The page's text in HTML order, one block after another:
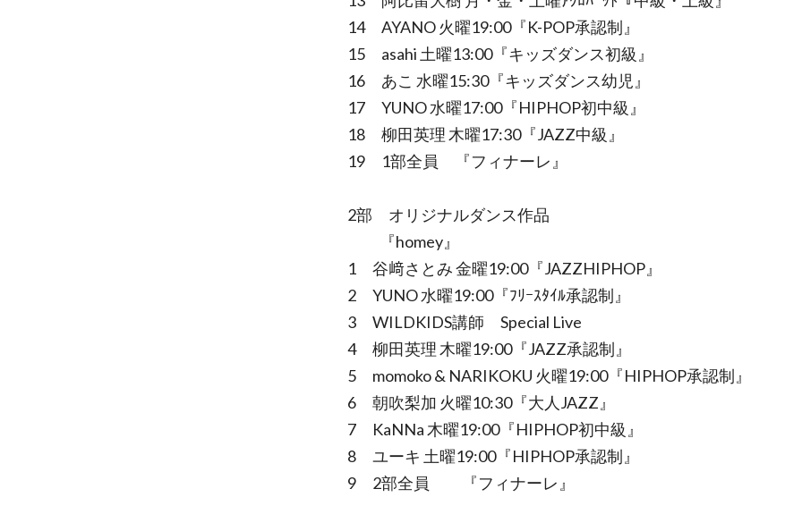
14 AYANO 火曜19:00『K-POP承認制』
15 asahi 土曜13:00『キッズダンス初級』
16 あこ 水曜15:30『キッズダンス幼児』
17 YUNO 水曜17:00『HIPHOP初中級』
18 柳田英理 木曜17:30『JAZZ中級』
19 1部全員 『フィナーレ』
2部 オリジナルダンス作品
『homey』
1 谷﨑さとみ 金曜19:00『JAZZHIPHOP』
2 YUNO 水曜19:00『ﾌﾘｰｽﾀｲﾙ承認制』
3 WILDKIDS講師 Special Live
4 柳田英理 木曜19:00『JAZZ承認制』
5 momoko & NARIKOKU 火曜19:00『HIPHOP承認制』
6 朝吹梨加 火曜10:30『大人JAZZ』
7 KaNNa 木曜19:00『HIPHOP初中級』
8 ユーキ 土曜19:00『HIPHOP承認制』
9 2部全員 『フィナーレ』